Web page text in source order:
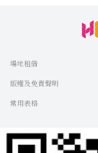
場地租借
版權及免責聲明
常用表格